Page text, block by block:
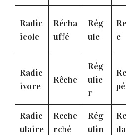
Radic
icole
Récha
uffé
Rég
ule
e
Radic
ivore
Rêche
Rég
ulie
r
pé
Radic
ulaire
Reche
rché
Rég
ulin